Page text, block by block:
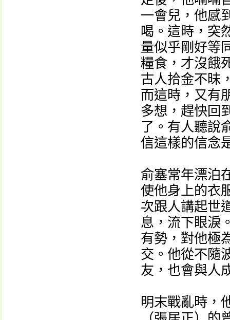
一會兒，他感
喝。這時，突
量似乎剛好等
糧食，才沒餓
古人拾金不昧
而這時，又有
多想，趕快回
了。有人聽說
信這樣的信念
俞塞常年漂泊
使他身上的衣
次跟人講起世
息，流下眼淚
有勢，對他極
交。他從不隨
友，也會與人
明末戰亂時，